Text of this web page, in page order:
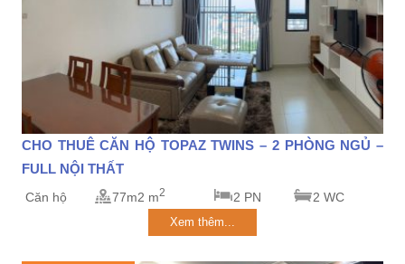
CHO THUÊ CĂN HỘ TOPAZ TWINS – 2 PHÒNG NGỦ –
FULL NỘI THẤT
Căn hộ 77m2 m2 2 PN 2 WC
Xem thêm...